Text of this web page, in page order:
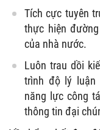
Tích cực tuyên
thực hiện
của nhà nước.
Luôn trau dồi
trình độ lý luận
năng lực công
thông tin đại